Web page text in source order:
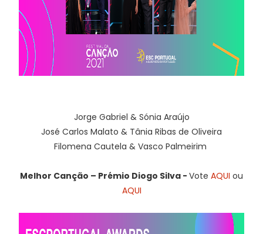
Jorge Gabriel & Sónia Araújo
José Carlos Malato & Tânia Ribas de Oliveira
Filomena Cautela & Vasco Palmeirim
Melhor Canção – Prémio Diogo Silva - Vote AQUI ou
AQUI